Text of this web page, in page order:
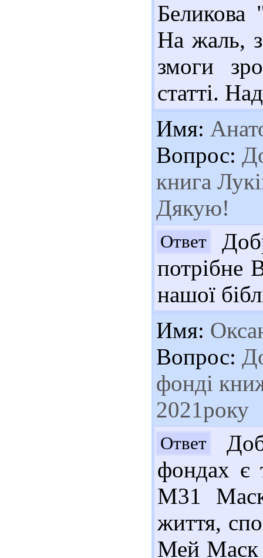
Беликова
На жаль,
змоги
статті.
Имя:
Вопрос:
книга
Дякую!
Ответ
потрібне
нашої
Имя:
Вопрос:
фонді
2021року
Ответ
фондах є
М31
життя,
Мей Маск